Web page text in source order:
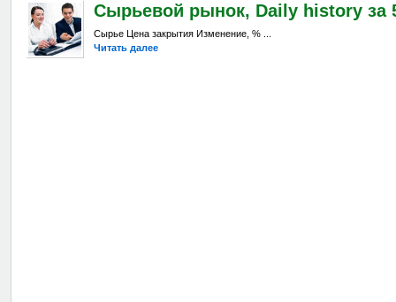
Сырьевой рынок, Daily history за
Сырье Цена закрытия Изменение, % ...
Читать далее